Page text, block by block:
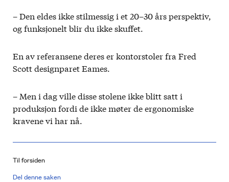
– Den eldes ikke stilmessig i et 20–30 års perspektiv,
og funksjonelt blir du ikke skuffet.
En av referansene deres er kontorstoler fra Fred
Scott designparet Eames.
– Men i dag ville disse stolene ikke blitt satt i
produksjon fordi de ikke møter de ergonomiske
kravene vi har nå.
Til forsiden
Del denne saken